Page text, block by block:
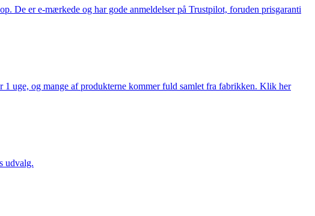
De er e-mærkede og har gode anmeldelser på Trustpilot, foruden prisgaranti
uge, og mange af produkterne kommer fuld samlet fra fabrikken. Klik her
udvalg.